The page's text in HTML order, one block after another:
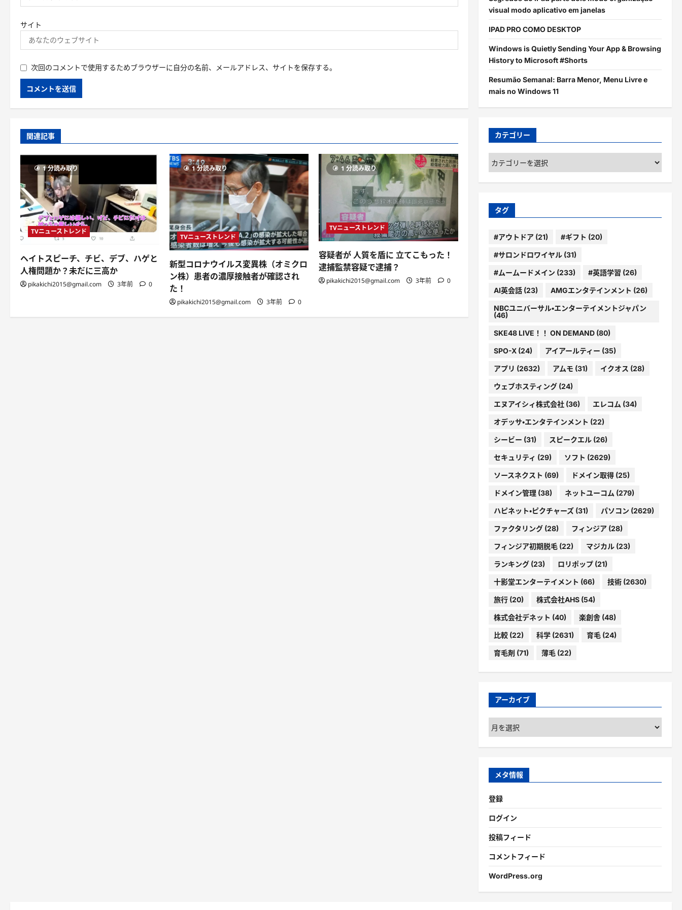
サイト
次回のコメントで使用するためブラウザーに自分の名前、メールアドレス、サイトを保存する。
関連記事
1 分読み取り
TVニューストレンド
ヘイトスピーチ、チビ、デブ、ハゲと
人権問題か？未だに三高か
pikakichi2015@gmail.com 3年前 0
1 分読み取り
TVニューストレンド
新型コロナウイルス変異株（オミクロ
ン株）患者の濃厚接触者が確認され
た！
pikakichi2015@gmail.com 3年前 0
1 分読み取り
TVニューストレンド
容疑者が 人質を盾に 立てこもった！
逮捕監禁容疑で逮捕？
pikakichi2015@gmail.com 3年前 0
visual modo aplicativo em janelas
IPAD PRO COMO DESKTOP
Windows is Quietly Sending Your App & Browsing
History to Microsoft #Shorts
Resumão Semanal: Barra Menor, Menu Livre e
mais no Windows 11
カテゴリー
カ
テ
ゴ
ー
タグ
#アウトドア(21) #ギフト (20)
#サロンドロワイヤル(31)
#ムームードメイン (233) #英語学習 (26)
AI英会話(23) AMGエンタテインメント (26)
NBCユニバーサル・エンターテイメントジャパン
(46)
SKE48 LIVE！！ ON DEMAND(80)
SPO-X(24) アイアールティー (35)
アプリ (2632) アムモ (31) イクオス (28)
ウェブホスティング(24)
エヌアイシィ株式会社(36) エレコム (34)
オデッサ・エンタテインメント (22)
シービー (31) スピークエル(26)
セキュリティ (29) ソフト (2629)
ソースネクスト (69) ドメイン取得(25)
ドメイン管理(38) ネットユーコム (279)
ハピネット・ピクチャーズ(31) パソコン (2629)
ファクタリング(28) フィンジア(28)
フィンジア初期脱毛(22) マジカル(23)
ランキング(23) ロリポップ(21)
十影堂エンターテイメント (66) 技術(2630)
旅行(20) 株式会社AHS(54)
株式会社デネット (40) 楽創舎(48)
比較(22) 科学(2631) 育毛(24)
育毛剤 (71) 薄毛(22)
アーカイブ
ア
ー
カ
ブ
メタ情報
登録
ログイン
投稿フィード
コメントフィード
WordPress.org